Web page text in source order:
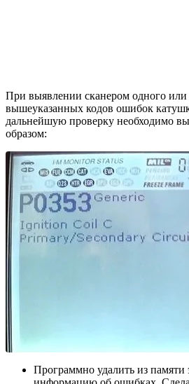
При выявлении сканером одного или
вышеуказанных кодов ошибок
дальнейшую проверку необходимо
образом:
Программно удалить из памяти